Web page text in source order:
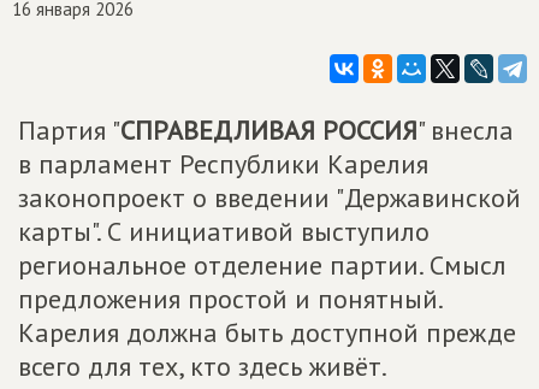
16 января 2026
Партия "СПРАВЕДЛИВАЯ РОССИЯ" внесла
в парламент Республики Карелия
законопроект о введении "Державинской
карты". С инициативой выступило
региональное отделение партии. Смысл
предложения простой и понятный.
Карелия должна быть доступной прежде
всего для тех, кто здесь живёт.